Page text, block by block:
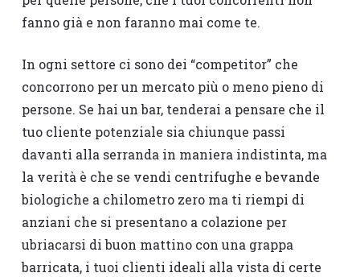
fanno già e non faranno mai come te.
In ogni settore ci sono dei “competitor” che
concorrono per un mercato più o meno pieno di
persone. Se hai un bar, tenderai a pensare che il
tuo cliente potenziale sia chiunque passi
davanti alla serranda in maniera indistinta, ma
la verità è che se vendi centrifughe e bevande
biologiche a chilometro zero ma ti riempi di
anziani che si presentano a colazione per
ubriacarsi di buon mattino con una grappa
barricata, i tuoi clienti ideali alla vista di certe